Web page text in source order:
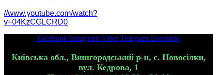
//www.youtube.com/watch?
v=04KzCGLCRD0
Facebook Instagram Viber Telegram Envelope
Київська обл., Вишгородський р-н, с. Новосілки,
вул. Кедрова, 1